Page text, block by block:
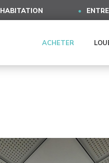
HABITATION
ACHETER